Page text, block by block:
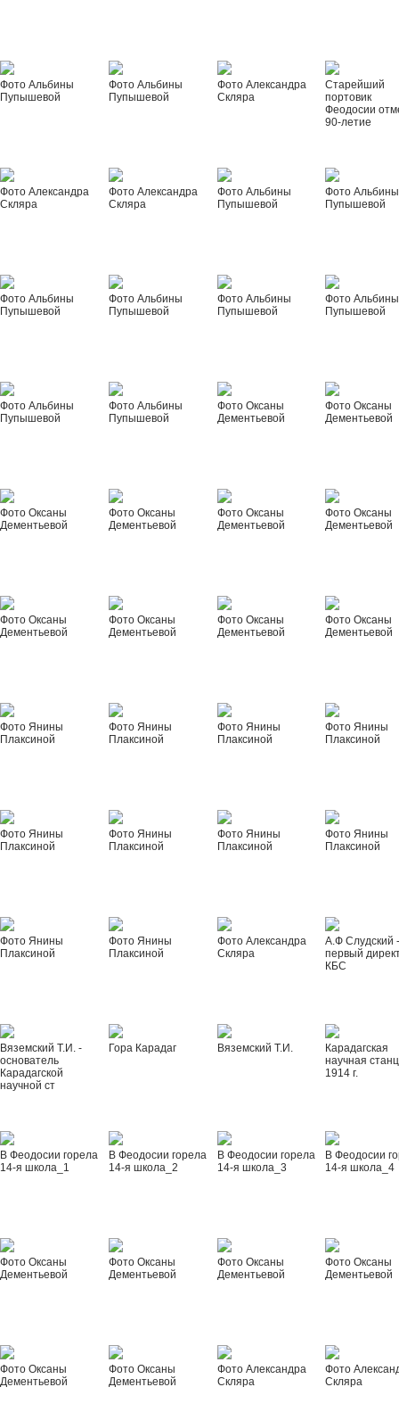
Фото Альбины
Пупышевой
Фото Альбины
Пупышевой
Фото Александра
Скляра
Старейший
портовик
Феодосии
90-летие
Фото Александра
Скляра
Фото Александра
Скляра
Фото Альбины
Пупышевой
Фото Альбины
Пупышевой
Фото Альбины
Пупышевой
Фото Альбины
Пупышевой
Фото Альбины
Пупышевой
Фото Альбины
Пупышевой
Фото Альбины
Пупышевой
Фото Альбины
Пупышевой
Фото Оксаны
Дементьевой
Фото Оксаны
Дементьевой
Фото Оксаны
Дементьевой
Фото Оксаны
Дементьевой
Фото Оксаны
Дементьевой
Фото Оксаны
Дементьевой
Фото Оксаны
Дементьевой
Фото Оксаны
Дементьевой
Фото Оксаны
Дементьевой
Фото Оксаны
Дементьевой
Фото Янины
Плаксиной
Фото Янины
Плаксиной
Фото Янины
Плаксиной
Фото Янины
Плаксиной
Фото Янины
Плаксиной
Фото Янины
Плаксиной
Фото Янины
Плаксиной
Фото Янины
Плаксиной
Фото Янины
Плаксиной
Фото Янины
Плаксиной
Фото Александра
Скляра
А.Ф Слудский
первый
КБС
Вяземский Т.И. -
основатель
Карадагской
научной ст
Гора Карадаг Вяземский Т.И.
Карадагская
научная
1914 г.
В Феодосии горела
14-я школа_1
В Феодосии горела
14-я школа_2
В Феодосии горела
14-я школа_3
В Феодосии
14-я школа_4
Фото Оксаны
Дементьевой
Фото Оксаны
Дементьевой
Фото Оксаны
Дементьевой
Фото Оксаны
Дементьевой
Фото Оксаны
Дементьевой
Фото Оксаны
Дементьевой
Фото Александра
Скляра
Фото
Скляра